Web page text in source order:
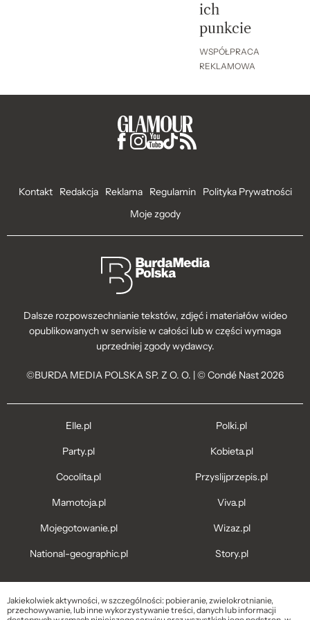
ich
punkcie
WSPÓŁPRACA
REKLAMOWA
Kontakt Redakcja Reklama Regulamin
Polityka Prywatności
Moje zgody
Dalsze rozpowszechnianie tekstów, zdjęć i materiałów wideo
opublikowanych w serwisie w całości lub w części wymaga
uprzedniej zgody wydawcy.
©BURDA MEDIA POLSKA SP. Z O. O. | © Condé Nast 2026
Elle.pl
Party.pl
Cocolita.pl
Mamotoja.pl
Mojegotowanie.pl
National-geographic.pl
Polki.pl
Kobieta.pl
Przyslijprzepis.pl
Viva.pl
Wizaz.pl
Story.pl
Jakiekolwiek aktywności, w szczególności: pobieranie, zwielokrotnianie,
przechowywanie, lub inne wykorzystywanie treści, danych lub informacji